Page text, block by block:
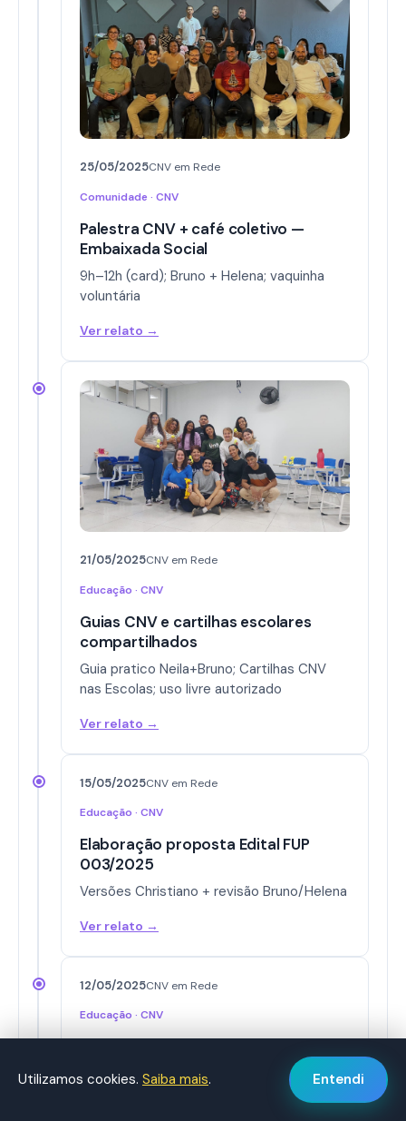
25/05/2025CNV em Rede
Comunidade · CNV
Palestra CNV + café coletivo —
Embaixada Social
9h–12h (card); Bruno + Helena; vaquinha
voluntária
Ver relato →
21/05/2025CNV em Rede
Educação · CNV
Guias CNV e cartilhas escolares
compartilhados
Guia pratico Neila+Bruno; Cartilhas CNV
nas Escolas; uso livre autorizado
Ver relato →
15/05/2025CNV em Rede
Educação · CNV
Elaboração proposta Edital FUP
003/2025
Versões Christiano + revisão Bruno/Helena
Ver relato →
12/05/2025CNV em Rede
Educação · CNV
Utilizamos cookies. Saiba mais. Entendi